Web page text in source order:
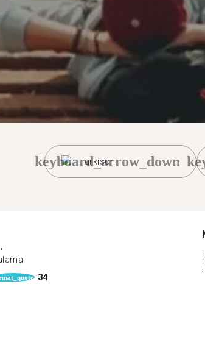
Türkisch
keyboard_arrow_down
34